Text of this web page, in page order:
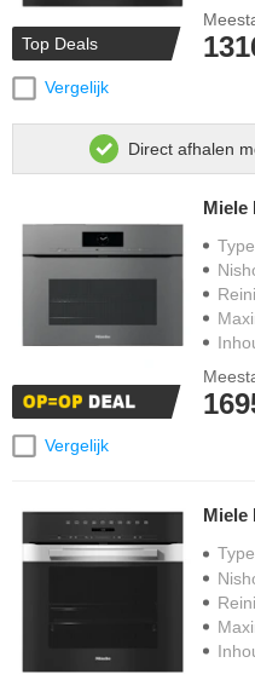
Top Deals
Vergelijk
Direct afhalen
Vergelijk
Miele
Type
Miele
Type